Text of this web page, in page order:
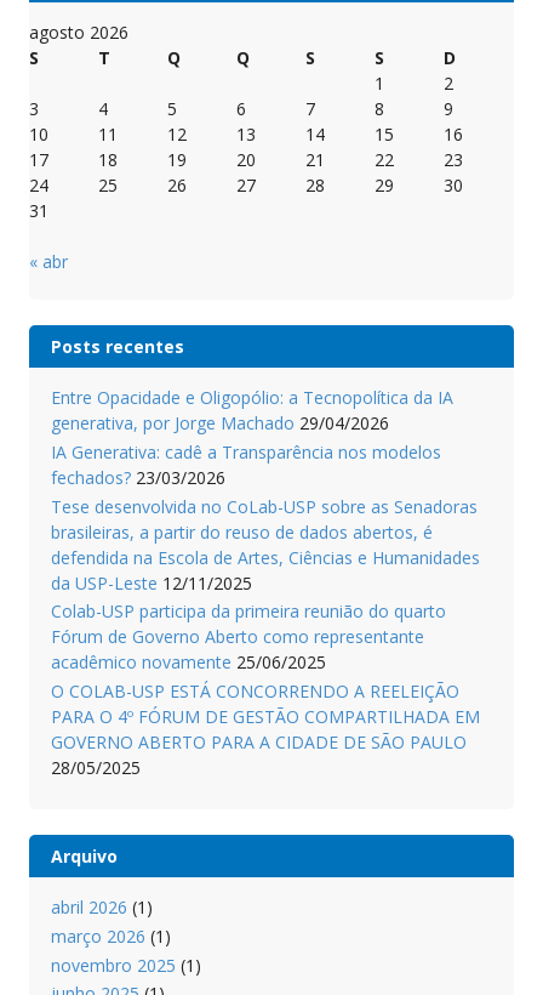
agosto 2026
S
T Q Q S S
D
1
2
3
4 5 6 7 8
9
10
11 12 13 14 15
16
17
18 19 20 21 22
23
24
25 26 27 28 29
30
31
« abr
Posts recentes
Entre Opacidade e Oligopólio: a Tecnopolítica da IA
generativa, por Jorge Machado 29/04/2026
IA Generativa: cadê a Transparência nos modelos
fechados? 23/03/2026
Tese desenvolvida no CoLab-USP sobre as Senadoras
brasileiras, a partir do reuso de dados abertos, é
defendida na Escola de Artes, Ciências e Humanidades
da USP-Leste 12/11/2025
Colab-USP participa da primeira reunião do quarto
Fórum de Governo Aberto como representante
acadêmico novamente 25/06/2025
O COLAB-USP ESTÁ CONCORRENDO A REELEIÇÃO
PARA O 4º FÓRUM DE GESTÃO COMPARTILHADA EM
GOVERNO ABERTO PARA A CIDADE DE SÃO PAULO
28/05/2025
Arquivo
abril 2026 (1)
março 2026 (1)
novembro 2025 (1)